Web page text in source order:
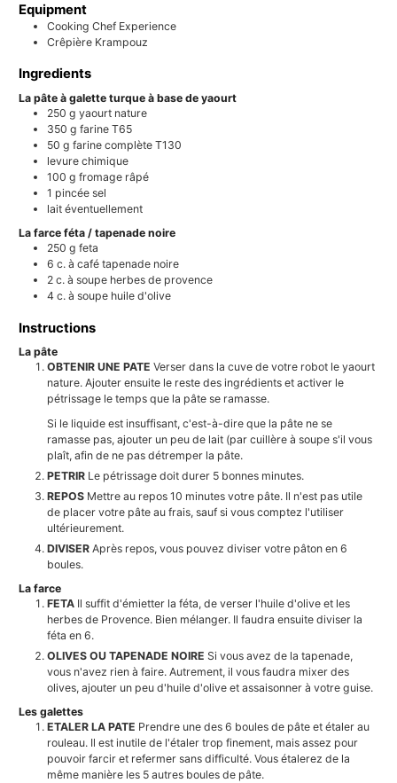
Equipment
Cooking Chef Experience
Crêpière Krampouz
Ingredients
La pâte à galette turque à base de yaourt
250 g yaourt nature
350 g farine T65
50 g farine complète T130
levure chimique
100 g fromage râpé
1 pincée sel
lait éventuellement
La farce féta / tapenade noire
250 g feta
6 c. à café tapenade noire
2 c. à soupe herbes de provence
4 c. à soupe huile d'olive
Instructions
La pâte
OBTENIR UNE PATE Verser dans la cuve de votre robot le yaourt
nature. Ajouter ensuite le reste des ingrédients et activer le
pétrissage le temps que la pâte se ramasse.
Si le liquide est insuffisant, c'est-à-dire que la pâte ne se
ramasse pas, ajouter un peu de lait (par cuillère à soupe s'il vous
plaît, afin de ne pas détremper la pâte.
PETRIR Le pétrissage doit durer 5 bonnes minutes.
REPOS Mettre au repos 10 minutes votre pâte. Il n'est pas utile
de placer votre pâte au frais, sauf si vous comptez l'utiliser
ultérieurement.
DIVISERAprès repos, vous pouvez diviser votre pâton en 6
boules.
La farce
FETA Il suffit d'émietter la féta, de verser l'huile d'olive et les
herbes de Provence. Bien mélanger. Il faudra ensuite diviser la
féta en 6.
OLIVES OU TAPENADE NOIRE Si vous avez de la tapenade,
vous n'avez rien à faire. Autrement, il vous faudra mixer des
olives, ajouter un peu d'huile d'olive et assaisonner à votre guise.
Les galettes
ETALER LA PATE Prendre une des 6 boules de pâte et étaler au
rouleau. Il est inutile de l'étaler trop finement, mais assez pour
pouvoir farcir et refermer sans difficulté. Vous étalerez de la
même manière les 5 autres boules de pâte.